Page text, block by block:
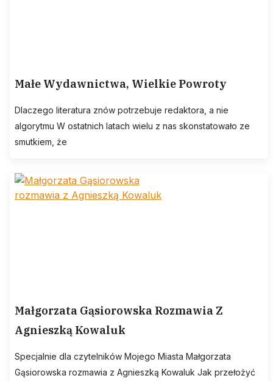
Małe Wydawnictwa, Wielkie Powroty
Dlaczego literatura znów potrzebuje redaktora, a nie
algorytmu W ostatnich latach wielu z nas skonstatowało ze
smutkiem, że
Małgorzata Gąsiorowska Rozmawia Z
Agnieszką Kowaluk
Specjalnie dla czytelników Mojego Miasta Małgorzata
Gąsiorowska rozmawia z Agnieszką Kowaluk Jak przełożyć